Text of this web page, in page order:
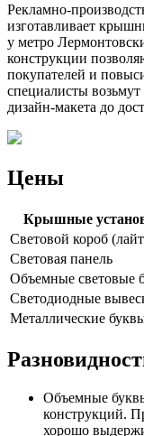
Рекламно-
изготавливает
у метро
конструкции
покупателей и
специалисты возьмут
дизайн-макета до
Цены
Крышные
Световой короб
Световая панель
Объемные световые
Светодиодные
Металлические
Объемные
конструкций.
хорошо